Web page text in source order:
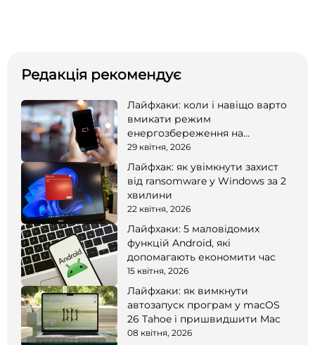
Редакція рекомендує
Лайфхаки: коли і навіщо варто
вмикати режим
енергозбереження на
смартфоні
29 квітня, 2026
Лайфхак: як увімкнути захист
від ransomware у Windows за 2
хвилини
22 квітня, 2026
Лайфхаки: 5 маловідомих
функцій Android, які
допомагають економити час
15 квітня, 2026
Лайфхаки: як вимкнути
автозапуск програм у macOS
26 Tahoe і пришвидшити Mac
08 квітня, 2026